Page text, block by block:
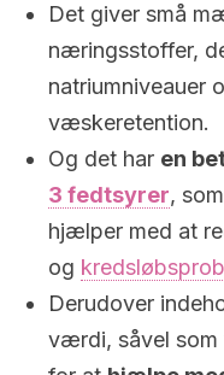
Det giver små
næringsstoffer,
natriumniveauer
væskeretention.
Og det har en
3 fedtsyrer,
hjælper med at
og
Derudover
værdi, såvel som